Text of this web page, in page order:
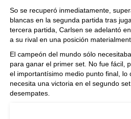
So se recuperó inmediatamente,
blancas en la segunda partida tras
tercera partida, Carlsen se adelantó
a su rival en una posición
El campeón del mundo sólo
para ganar el primer set. No fue fácil,
el importantísimo medio punto final, lo
necesita una victoria en el segundo
desempates.